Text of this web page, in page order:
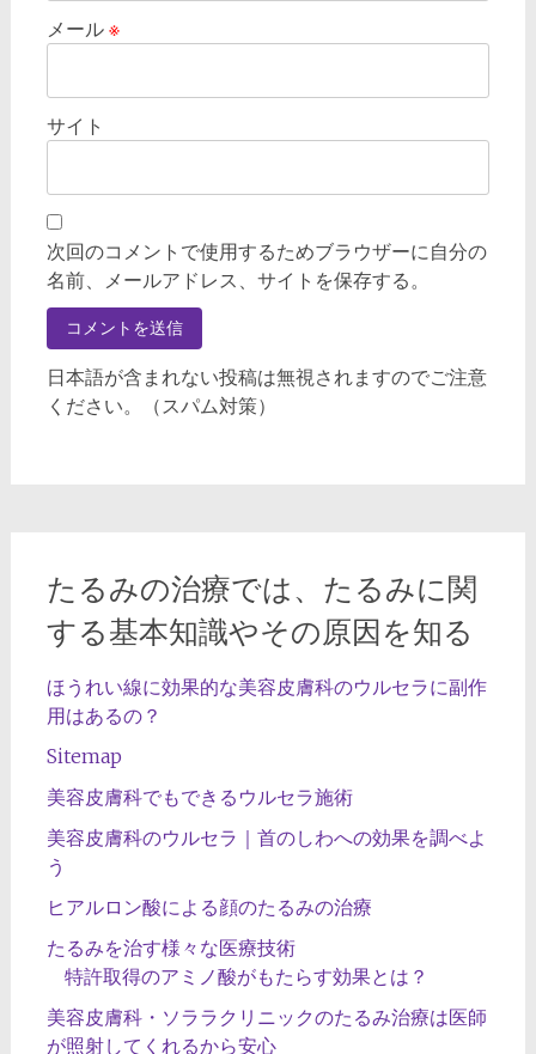
メール ※
サイト
次回のコメントで使用するためブラウザーに自分の
名前、メールアドレス、サイトを保存する。
日本語が含まれない投稿は無視されますのでご注意
ください。（スパム対策）
たるみの治療では、たるみに関
する基本知識やその原因を知る
ほうれい線に効果的な美容皮膚科のウルセラに副作
用はあるの？
Sitemap
美容皮膚科でもできるウルセラ施術
美容皮膚科のウルセラ｜首のしわへの効果を調べよ
う
ヒアルロン酸による顔のたるみの治療
たるみを治す様々な医療技術
特許取得のアミノ酸がもたらす効果とは？
美容皮膚科・ソララクリニックのたるみ治療は医師
が照射してくれるから安心